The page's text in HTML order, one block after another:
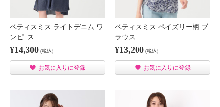
ベティスミス ライトデニム ワ
ンピ−ス
¥14,300 (税込)
お気に入りに登録
ベティスミス ペイズリー柄 ブ
ラウス
¥13,200 (税込)
お気に入りに登録